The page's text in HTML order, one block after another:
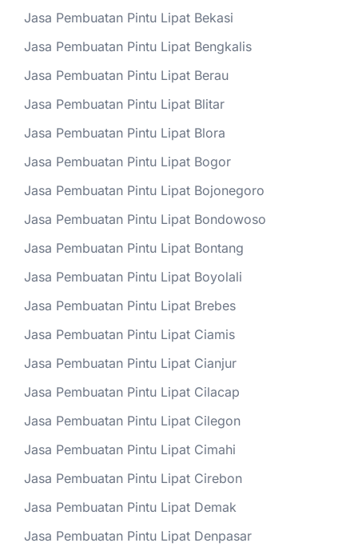
Jasa Pembuatan Pintu Lipat Bekasi
Jasa Pembuatan Pintu Lipat Bengkalis
Jasa Pembuatan Pintu Lipat Berau
Jasa Pembuatan Pintu Lipat Blitar
Jasa Pembuatan Pintu Lipat Blora
Jasa Pembuatan Pintu Lipat Bogor
Jasa Pembuatan Pintu Lipat Bojonegoro
Jasa Pembuatan Pintu Lipat Bondowoso
Jasa Pembuatan Pintu Lipat Bontang
Jasa Pembuatan Pintu Lipat Boyolali
Jasa Pembuatan Pintu Lipat Brebes
Jasa Pembuatan Pintu Lipat Ciamis
Jasa Pembuatan Pintu Lipat Cianjur
Jasa Pembuatan Pintu Lipat Cilacap
Jasa Pembuatan Pintu Lipat Cilegon
Jasa Pembuatan Pintu Lipat Cimahi
Jasa Pembuatan Pintu Lipat Cirebon
Jasa Pembuatan Pintu Lipat Demak
Jasa Pembuatan Pintu Lipat Denpasar